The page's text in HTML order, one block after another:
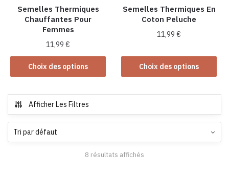
page
du
produit
Semelles Thermiques
Chauffantes Pour
Femmes
11,99€
Choix des options
Ce
produit
plusieurs
variations.
Les
Semelles Thermiques En
Coton Peluche
11,99€
Choix des options
produit
a
Les
Afficher Les Filtres
8 résultats affichés